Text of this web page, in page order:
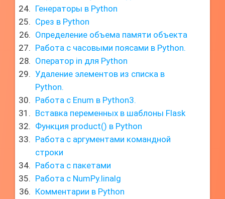
Генераторы в Python
Срез в Python
Определение объема памяти объекта
Работа с часовыми поясами в Python.
Оператор in для Python
Удаление элементов из списка в
Python.
Работа с Enum в Python3.
Вставка переменных в шаблоны Flask
Функция product() в Python
Работа с аргументами командной
строки
Работа с пакетами
Работа с NumPy.linalg
Комментарии в Python